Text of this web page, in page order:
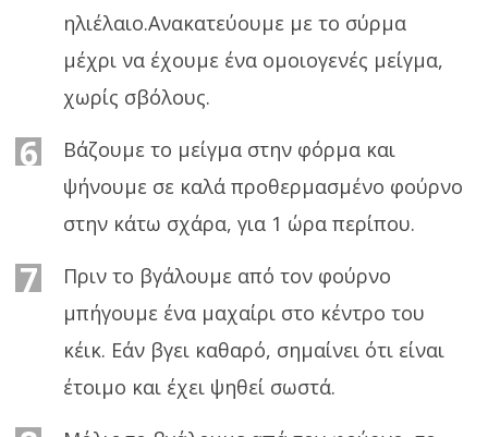
ηλιέλαιο.Ανακατεύουμε με το σύρμα
μέχρι να έχουμε ένα ομοιογενές μείγμα,
χωρίς σβόλους.
6
Βάζουμε το μείγμα στην φόρμα και
ψήνουμε σε καλά προθερμασμένο φούρνο
στην κάτω σχάρα, για 1 ώρα περίπου.
7
Πριν το βγάλουμε από τον φούρνο
μπήγουμε ένα μαχαίρι στο κέντρο του
κέικ. Εάν βγει καθαρό, σημαίνει ότι είναι
έτοιμο και έχει ψηθεί σωστά.